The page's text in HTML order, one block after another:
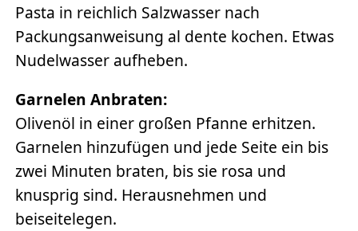
Pasta in reichlich Salzwasser nach
Packungsanweisung al dente kochen. Etwas
Nudelwasser aufheben.
Garnelen Anbraten:
Olivenöl in einer großen Pfanne erhitzen.
Garnelen hinzufügen und jede Seite ein bis
zwei Minuten braten, bis sie rosa und
knusprig sind. Herausnehmen und
beiseitelegen.